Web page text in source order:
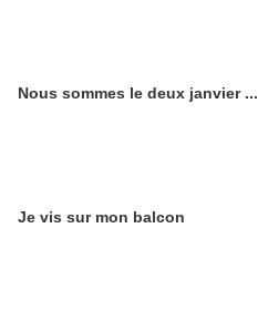
Nous sommes le deux janvier ...
Je vis sur mon balcon